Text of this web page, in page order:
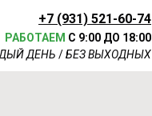
+7 (931) 521-60-74
РАБОТАЕМ С 9:00 ДО 18:00
ДЕНЬ /БЕЗ ВЫХОДНЫХ